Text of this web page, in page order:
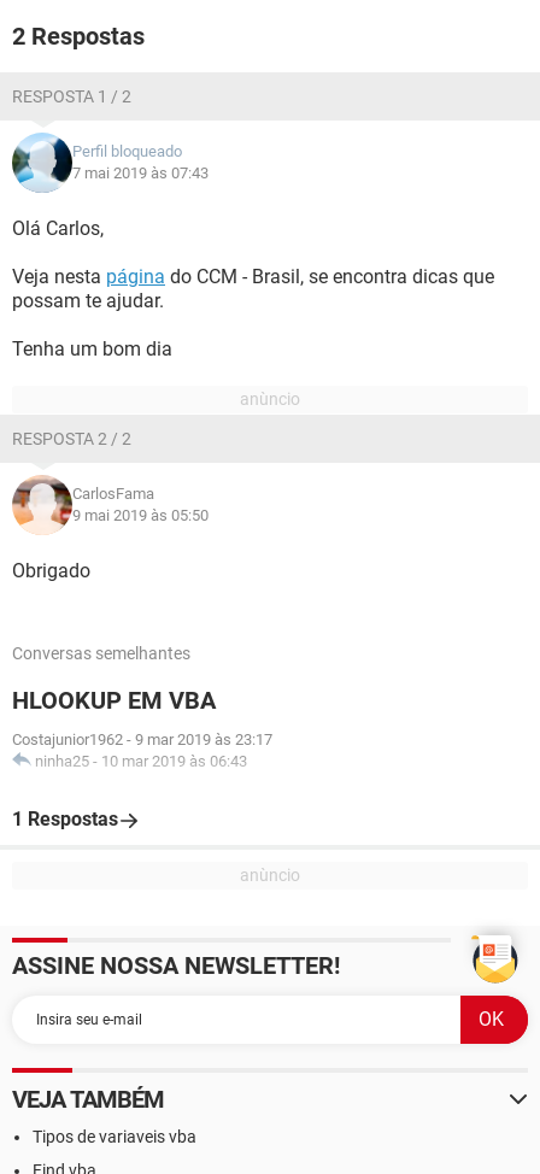
2 Respostas
RESPOSTA 1 / 2
Perfil bloqueado
7 mai 2019 às 07:43
Olá Carlos,
Veja nesta página do CCM - Brasil, se encontra dicas que
possam te ajudar.
Tenha um bom dia
RESPOSTA 2 / 2
CarlosFama
9 mai 2019 às 05:50
Obrigado
Conversas semelhantes
HLOOKUP EM VBA
Costajunior1962 - 9 mar 2019 às 23:17
ninha25 - 10 mar 2019 às 06:43
1 Respostas
ASSINE NOSSA NEWSLETTER!
VEJA TAMBÉM
Tipos de variaveis vba